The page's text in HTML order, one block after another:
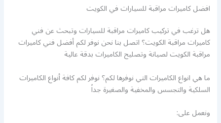
افضل كاميرات مراقبة للسيارات في الكويت
هل ترغب في تركيب كاميرات مراقبة للسيارات وتبحث عن فني
كاميرات مراقبة الكويت؟ اتصل بنا نحن نوفر لكم أفضل فني كاميرات
مراقبة الكويت لصيانة وتصليح الكاميرات بدقة عالية
ما هي انواع الكاميرات التي نوفرها لكم؟ نوفر لكم كافة أنواع الكاميرات
السلكية والتجسس والمخفية والصغيرة جداً
ونعمل على: